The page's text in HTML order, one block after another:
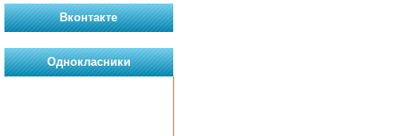
Вконтакте
Однокласники